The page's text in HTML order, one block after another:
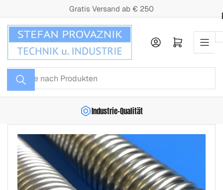
Inhalt
springen
Gratis Versand ab € 250
Suche
nach
Produkten
AnmeldenMini-Warenkorb öffnen
Industrie-Qualität
Produktinformationen
springen